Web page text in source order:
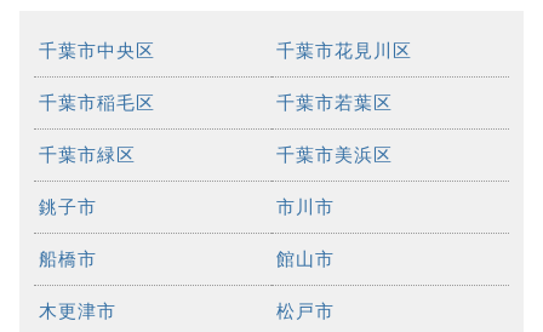
千葉市中央区 千葉市花見川区
千葉市稲毛区 千葉市若葉区
千葉市緑区 千葉市美浜区
銚子市 市川市
船橋市 館山市
木更津市 松戸市